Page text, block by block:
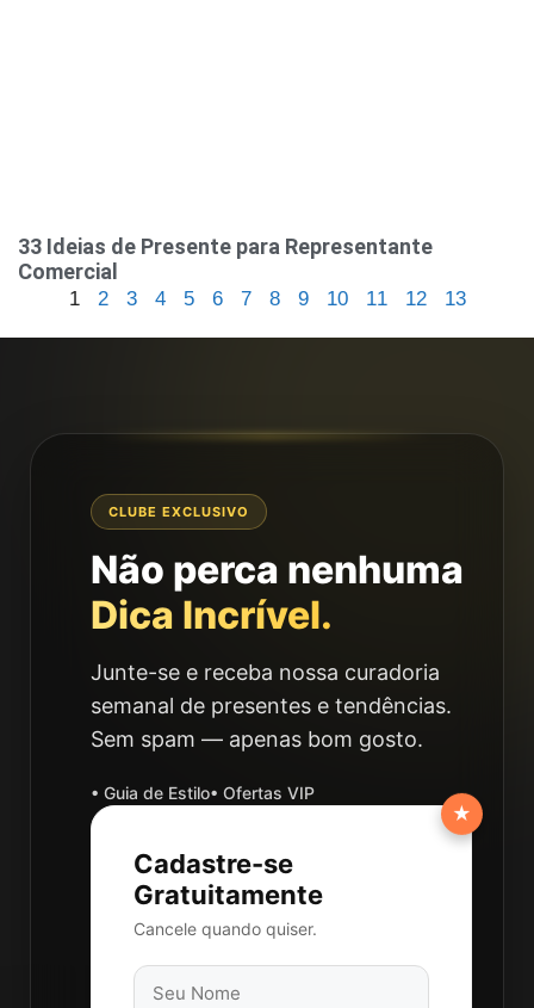
33 Ideias de Presente para Representante
Comercial
1 2 3 4 5 6 7 8 9 10 11 12 13
CLUBE EXCLUSIVO
Não perca nenhuma
Dica Incrível.
Junte-se e receba nossa curadoria
semanal de presentes e tendências.
Sem spam — apenas bom gosto.
• Guia de Estilo• Ofertas VIP
Cadastre-se
Gratuitamente
Cancele quando quiser.
★